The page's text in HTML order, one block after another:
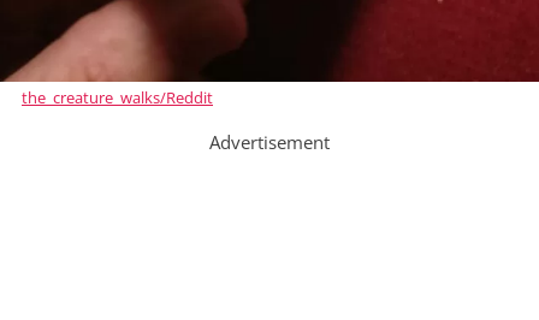
the_creature_walks/Reddit
Advertisement